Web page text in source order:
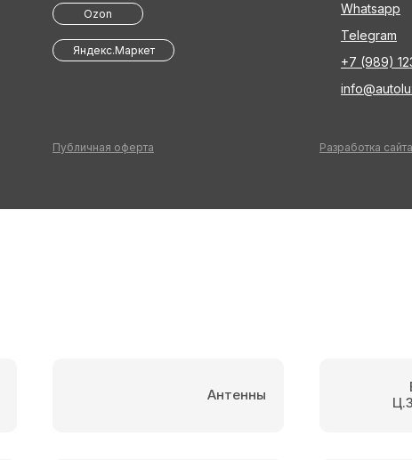
Публичная оферта Разработка сайта
+7 (989)
Telegram
Whatsapp
Ozon
Яндекс.Маркет
Антенны